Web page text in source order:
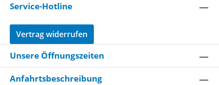
Service-Hotline
Vertrag widerrufen
Unsere Öffnungszeiten
Anfahrtsbeschreibung